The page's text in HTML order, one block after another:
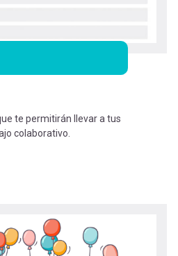
te permitirán llevar a tus
colaborativo.